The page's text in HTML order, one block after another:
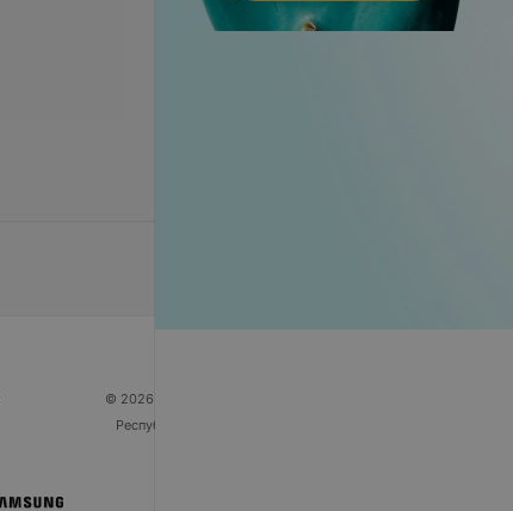
© 2026 ООО «Артокс Лаб», УНП 191700409
Республика Беларусь, г. Минск, улица Толбухина, 2,